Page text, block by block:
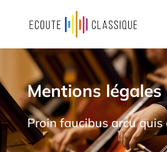
Mentions légales
Proin faucibus arcu quis